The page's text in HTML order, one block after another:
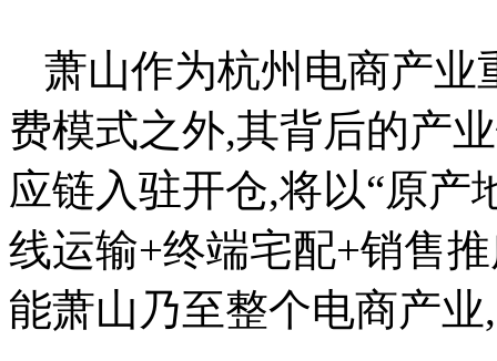
萧山作为杭州电商产业
费模式之外,其背后的产
应链入驻开仓,将以“原产
线运输+终端宅配+销售
能萧山乃至整个电商产